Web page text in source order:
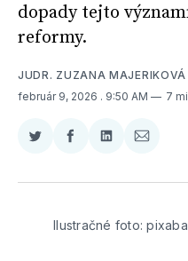
dopady tejto
reformy.
JUDR. ZUZANA MAJERIKOVÁ
február 9, 2026 . 9:50 AM 7
Zdieľať
Twitter
Zdieľať
Facebooku
Zdieľať
LinkedIne
Zdieľať
E-
Ilustračné foto: